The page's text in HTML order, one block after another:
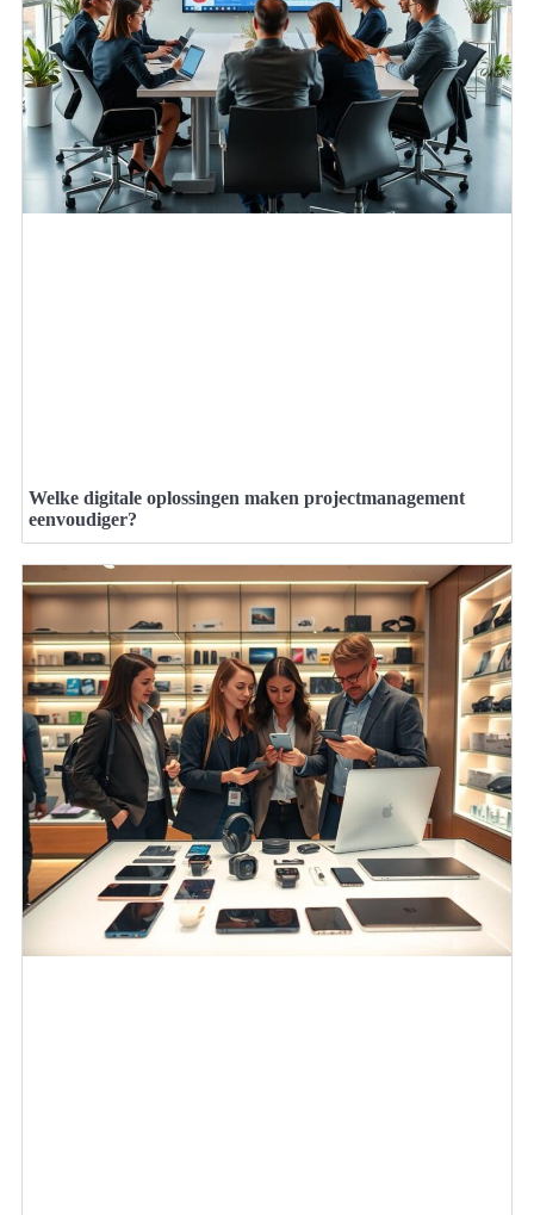
Welke digitale oplossingen maken projectmanagement
eenvoudiger?